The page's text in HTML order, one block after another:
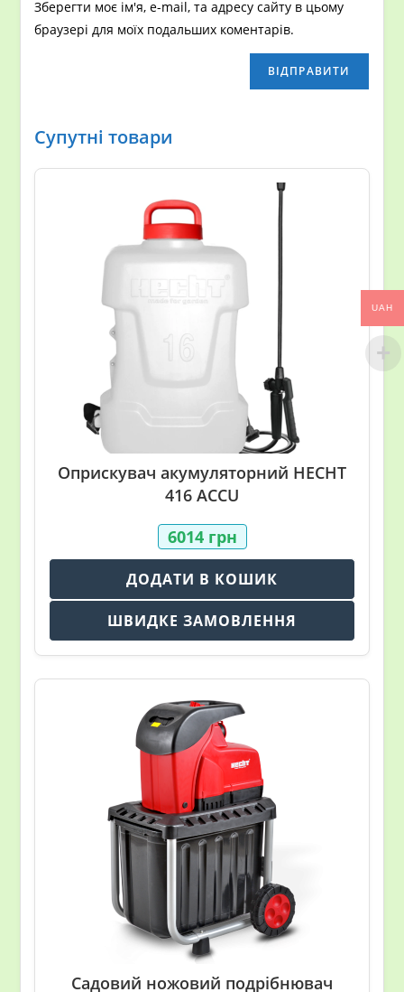
Зберегти моє ім'я, e-mail, та адресу сайту в цьому
браузері для моїх подальших коментарів.
Супутні товари
Оприскувач акумуляторний HECHT
416 ACCU
6014 грн
ДОДАТИ В КОШИК
ШВИДКЕ ЗАМОВЛЕННЯ
Садовий ножовий подрібнювач
UAH